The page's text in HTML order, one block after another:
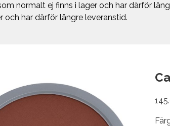
normalt ej finns i lager och har därför
och har därför längre leveranstid.